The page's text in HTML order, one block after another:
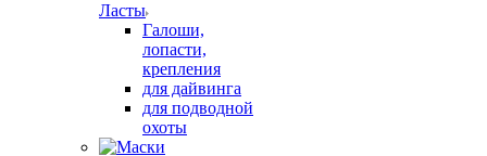
Ласты
Галоши,
лопасти,
крепления
для дайвинга
для подводной
охоты